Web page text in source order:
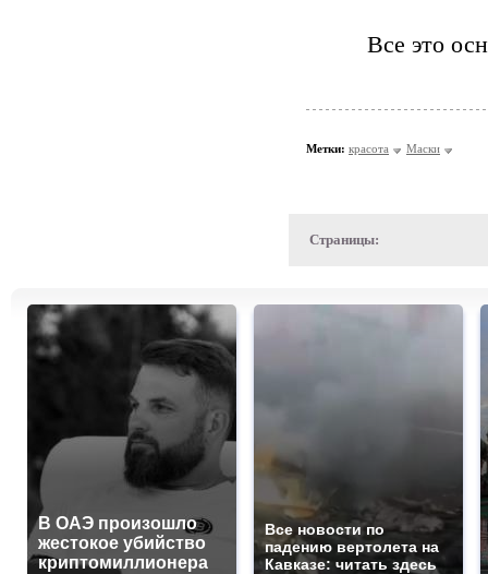
Все это
Метки: красота Маски
Страницы:
В ОАЭ произошло
жестокое убийство
криптомиллионера
Все новости по
падению вертолета на
Кавказе: читать здесь